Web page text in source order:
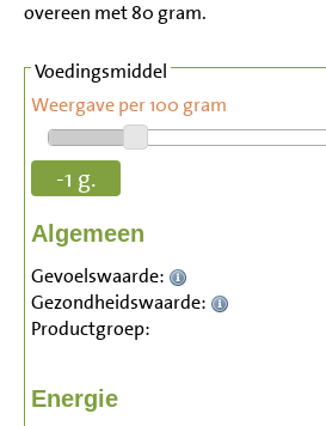
overeen met 80 gram.
Voedingsmiddel
Weergave per 100 gram
-1 g.
Algemeen
Gevoelswaarde:
Gezondheidswaarde:
Productgroep:
Energie